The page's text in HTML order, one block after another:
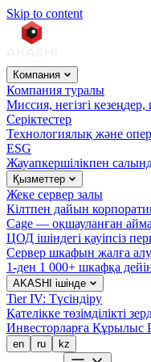
Skip to content
Компания
Компания туралы
Миссия, негізгі кезеңдер,
Серіктестер
Технологиялық және
ESG
Жауапкершілікпен
Қызметтер
Жеке сервер залы
Кілтпен дайын
Cage — оқшауланған
ЦОД ішіндегі қауіпсіз
Сервер шкафын жалға алу
1-ден 1 000+ шкафқа
AKASHI ішінде
Tier IV: Түсіндіру
Қателікке төзімділікті
Инвесторларға Құрылыс
en ru kz